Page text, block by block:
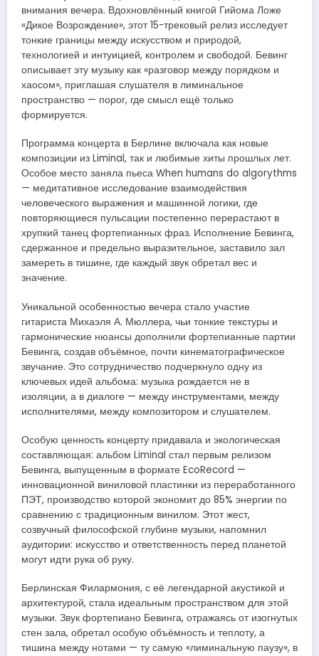
внимания вечера. Вдохновлённый книгой Гийома Ложе
«Дикое Возрождение», этот 15-трековый релиз исследует
тонкие границы между искусством и природой,
технологией и интуицией, контролем и свободой. Бевинг
описывает эту музыку как «разговор между порядком и
хаосом», приглашая слушателя в лиминальное
пространство — порог, где смысл ещё только
формируется.
Программа концерта в Берлине включала как новые
композиции из Liminal, так и любимые хиты прошлых лет.
Особое место заняла пьеса When humans do algorythms
— медитативное исследование взаимодействия
человеческого выражения и машинной логики, где
повторяющиеся пульсации постепенно перерастают в
хрупкий танец фортепианных фраз. Исполнение Бевинга,
сдержанное и предельно выразительное, заставило зал
замереть в тишине, где каждый звук обретал вес и
значение.
Уникальной особенностью вечера стало участие
гитариста Михаэля А. Мюллера, чьи тонкие текстуры и
гармонические нюансы дополнили фортепианные партии
Бевинга, создав объёмное, почти кинематографическое
звучание. Это сотрудничество подчеркнуло одну из
ключевых идей альбома: музыка рождается не в
изоляции, а в диалоге — между инструментами, между
исполнителями, между композитором и слушателем.
Особую ценность концерту придавала и экологическая
составляющая: альбом Liminal стал первым релизом
Бевинга, выпущенным в формате EcoRecord —
инновационной виниловой пластинки из переработанного
ПЭТ, производство которой экономит до 85% энергии по
сравнению с традиционным винилом. Этот жест,
созвучный философской глубине музыки, напомнил
аудитории: искусство и ответственность перед планетой
могут идти рука об руку.
Берлинская Филармония, с её легендарной акустикой и
архитектурой, стала идеальным пространством для этой
музыки. Звук фортепиано Бевинга, отражаясь от изогнутых
стен зала, обретал особую объёмность и теплоту, а
тишина между нотами — ту самую «лиминальную паузу», в